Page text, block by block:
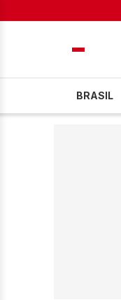
BRASIL